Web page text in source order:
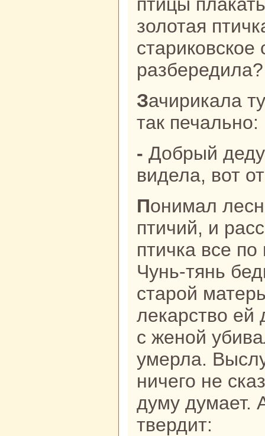
золотая
paзбередила?
Зачирикала тут птаха малая, да
так печально:
- Добрый дедушка! Вот что я нынче
видела, вот
Понимал лесной старец язык
птичий, и
птичка все
Чунь-тянь
старой
лекарство ей
с женой
умерла.
ничего не
думу думает.
твердит: